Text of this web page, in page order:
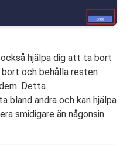
också hjälpa dig att ta bort
och behålla resten
Detta
bland andra och kan hjälpa
smidigare än någonsin.